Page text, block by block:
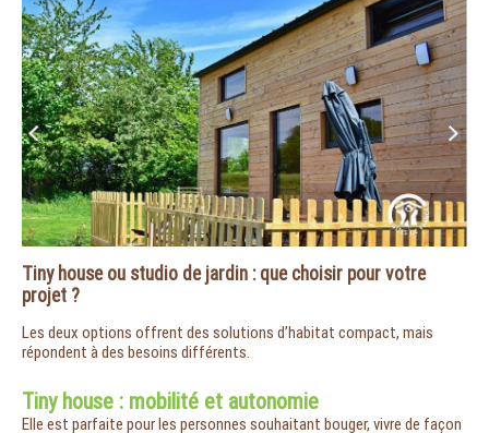
Tiny house ou studio de jardin : que choisir pour votre
projet ?
Les deux options offrent des solutions d’habitat compact, mais
répondent à des besoins différents.
Tiny house : mobilité et autonomie
Elle est parfaite pour les personnes souhaitant bouger, vivre de façon